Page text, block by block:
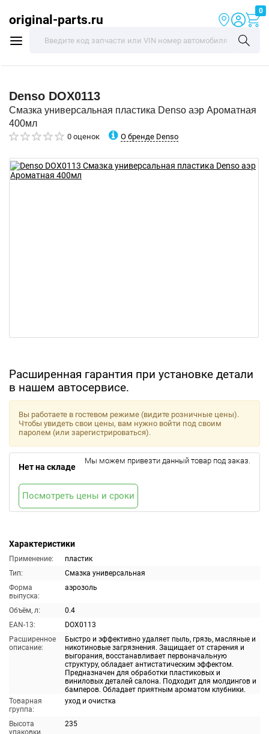
original-parts.ru
0
Denso DOX0113
Смазка универсальная пластика Denso аэр Ароматная
400мл
0 оценок О бренде Denso
Расширенная гарантия при установке детали
в нашем автосервисе.
Характеристики
Применение:
пластик
Тип:
Смазка универсальная
Форма
выпуска:
аэрозоль
Объём, л:
0.4
EAN-13:
DOX0113
Расширенное
описание:
Быстро и эффективно удаляет пыль, грязь, масляные и
никотиновые загрязнения. Защищает от старения и
выгорания, восстанавливает первоначальную
структуру, обладает антистатическим эффектом.
Предназначен для обработки пластиковых и
виниловых деталей салона. Подходит для молдингов и
бамперов. Обладает приятным ароматом клубники.
Товарная
группа:
уход и очистка
Высота
упаковки,
235
Вы работаете в гостевом режиме (видите розничные цены).
Чтобы увидеть свои цены, вам нужно войти под своим
паролем (или зарегистрироваться).
Нет на складе
Мы можем привезти данный товар под заказ.
Посмотреть цены и сроки